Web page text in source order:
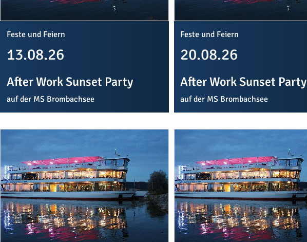
Feste und Feiern
13.08.26
After Work Sunset Party
auf der MS Brombachsee
Feste und Feiern
20.08.26
After Work Sunset Party
auf der MS Brombachsee